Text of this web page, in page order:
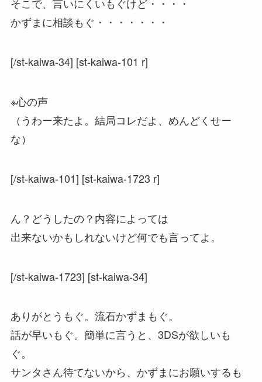
そこで、言いにくいもぐけど・・・・
かずまに相談もぐ・・・・・・・
[/st-kaiwa-34] [st-kaiwa-101 r]
※心の声
（うわー来たよ。結局コレだよ、めんどくせー
な）
[/st-kaiwa-101] [st-kaiwa-1723 r]
ん？どうしたの？内容によっては
出来ないかもしれないけど何でも言ってよ。
[/st-kaiwa-1723] [st-kaiwa-34]
ありがとうもぐ。流石かずまもぐ。
話が早いもぐ。簡単に言うと、3DSが欲しいも
ぐ。
サンタさん待てないから、かずまにお願いするも